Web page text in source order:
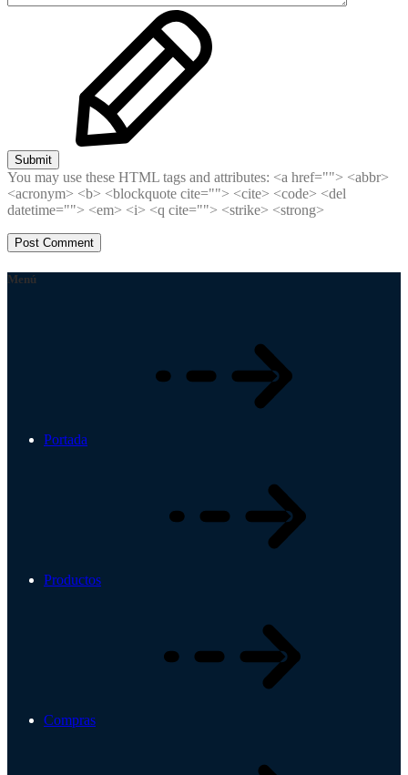
Submit
You may use these HTML tags and attributes: <a href=""> <abbr>
<acronym> <b> <blockquote cite=""> <cite> <code> <del
datetime=""> <em> <i> <q cite=""> <strike> <strong>
Menú
Portada
Productos
Compras